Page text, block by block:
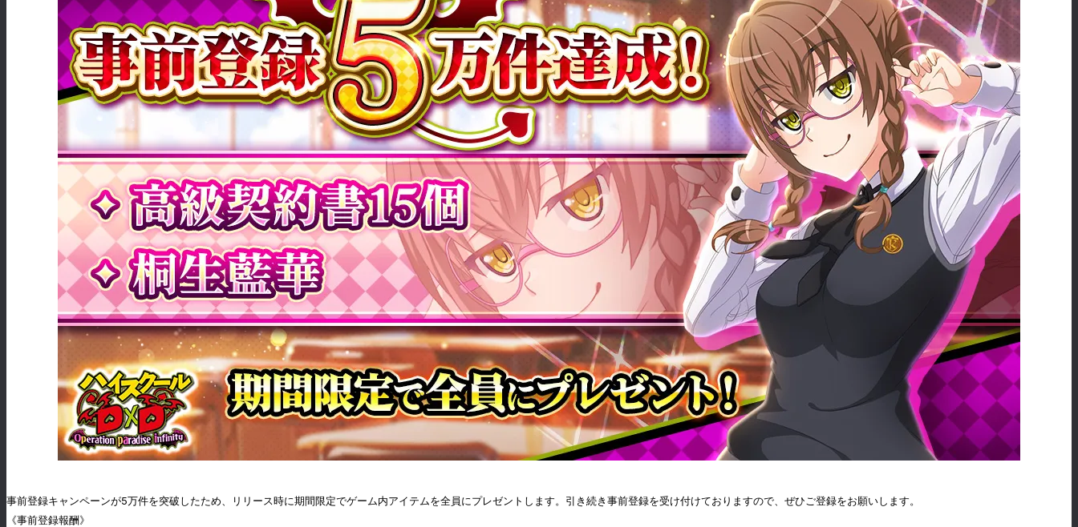
事前登録キャンペーンが5万件を突破したため、リリース時に期間限定でゲーム内アイテムを全員にプレゼントします。引き続き事前登録を受け付けておりますので、ぜひご登録をお願いします。
《事前登録報酬》